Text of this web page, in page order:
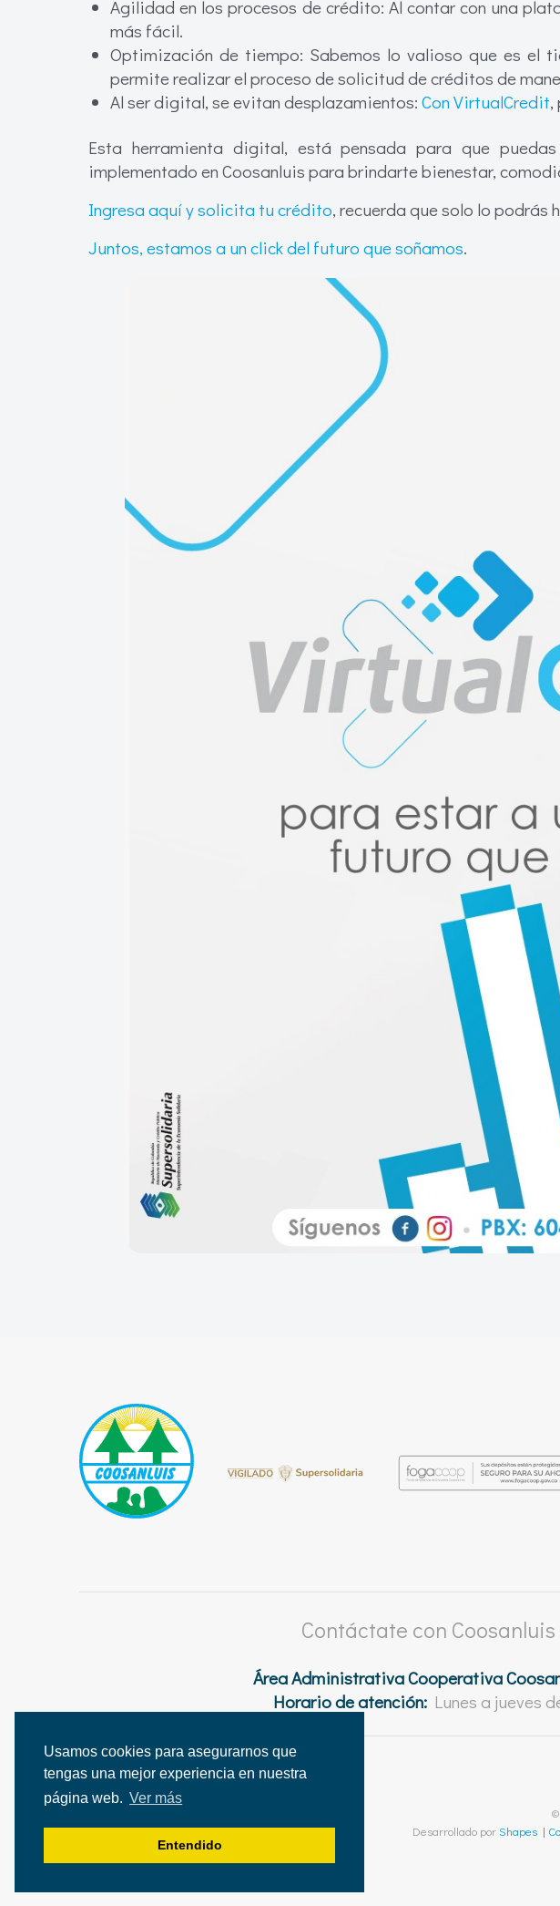
Usamos cookies para asegurarnos que
tengas una mejor experiencia en nuestra
página web. Ver más
Entendido
Agilidad en los procesos de crédito: Al contar con una
más fácil.
Optimización de tiempo: Sabemos lo valioso que es el
permite realizar el proceso de solicitud de créditos de
Al ser digital, se evitan desplazamientos: Con VirtualCredit,
Esta herramienta digital, está pensada para que
implementado en Coosanluis para brindarte bienestar,
Ingresa aquí y solicita tu crédito, recuerda que solo lo
Juntos, estamos a un click del futuro que soñamos.
Contáctate con
Área Administrativa Cooperativa
Horario de atención: Lunes a jueves
Desarrollado porShapes |